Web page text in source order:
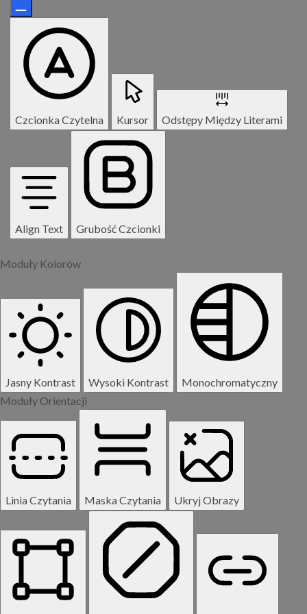
Czcionka Czytelna Kursor Odstępy Między Literami
Align Text Grubość Czcionki
Moduły Kolorów
Jasny Kontrast Wysoki Kontrast
Monochromatyczny
Moduły Orientacji
Linia Czytania Maska Czytania Ukryj Obrazy